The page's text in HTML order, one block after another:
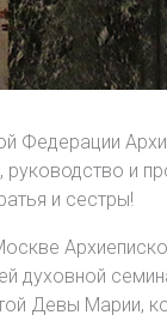
Федерации
и
и сестры!
духовной
Девы Марии,